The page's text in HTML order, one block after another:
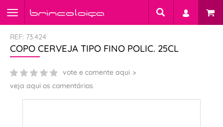
REF: 73.424
COPO CERVEJA TIPO FINO POLIC. 25CL
vote e comente aqui
veja aqui os comentários